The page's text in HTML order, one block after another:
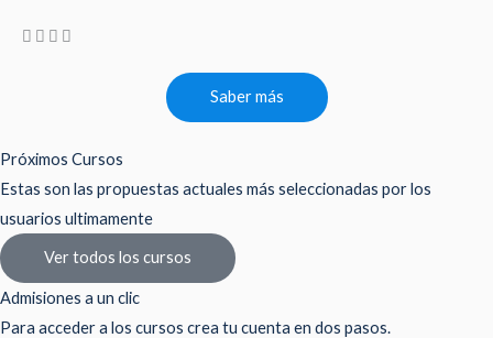
Saber más
Próximos Cursos
Estas son las propuestas actuales más seleccionadas por los
usuarios ultimamente
Ver todos los cursos
Admisiones a un clic
Para acceder a los cursos crea tu cuenta en dos pasos.